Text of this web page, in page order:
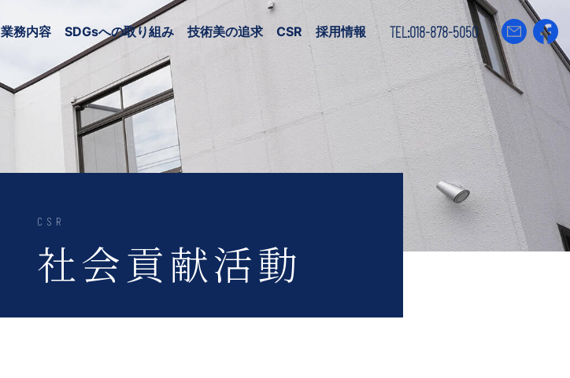
業務内容 SDGsへの取り組み 技術美の追求 CSR 採用情報 TEL:018-878-5050
CSR
社会貢献活動